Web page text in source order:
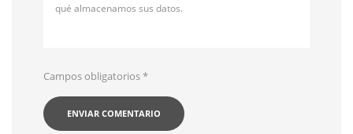
qué almacenamos sus datos.
Campos obligatorios*